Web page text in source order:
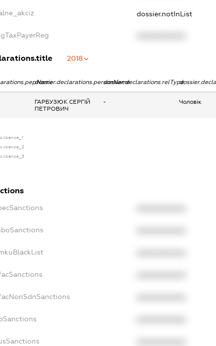
dossier.notInList
2018
dossier.declarations.personNamedossier.declarations.relType
ГАРБУЗЮК СЕРГІЙ
ПЕТРОВИЧ
- Чоловік